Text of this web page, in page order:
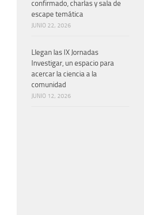
confirmado, charlas y sala de
escape temática
JUNIO 22, 2026
Llegan las IX Jornadas
Investigar, un espacio para
acercar la ciencia a la
comunidad
JUNIO 12, 2026